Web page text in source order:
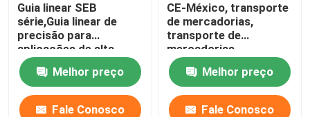
Guia linear SEB
série,Guia linear de
precisão para
aplicações de alta
velocidade e alta
precisão.Melhor preço
Fale Conosco
CE-México, transporte
de mercadorias,
transporte de
mercadorias,
transporte de
mercadoriasMelhor preço
Fale Conosco